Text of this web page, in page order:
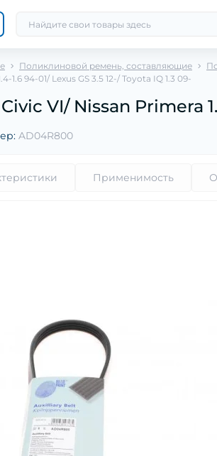
Поликлиновой ремень, составляющие
94-01/ Lexus GS 3.5 12-/ Toyota IQ 1.3 09-
VI/ Nissan Primera
AD04R800
Применимость